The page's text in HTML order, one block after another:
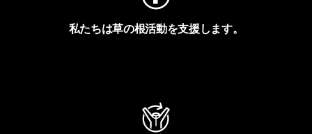
私たちは草の根活動を支援します。